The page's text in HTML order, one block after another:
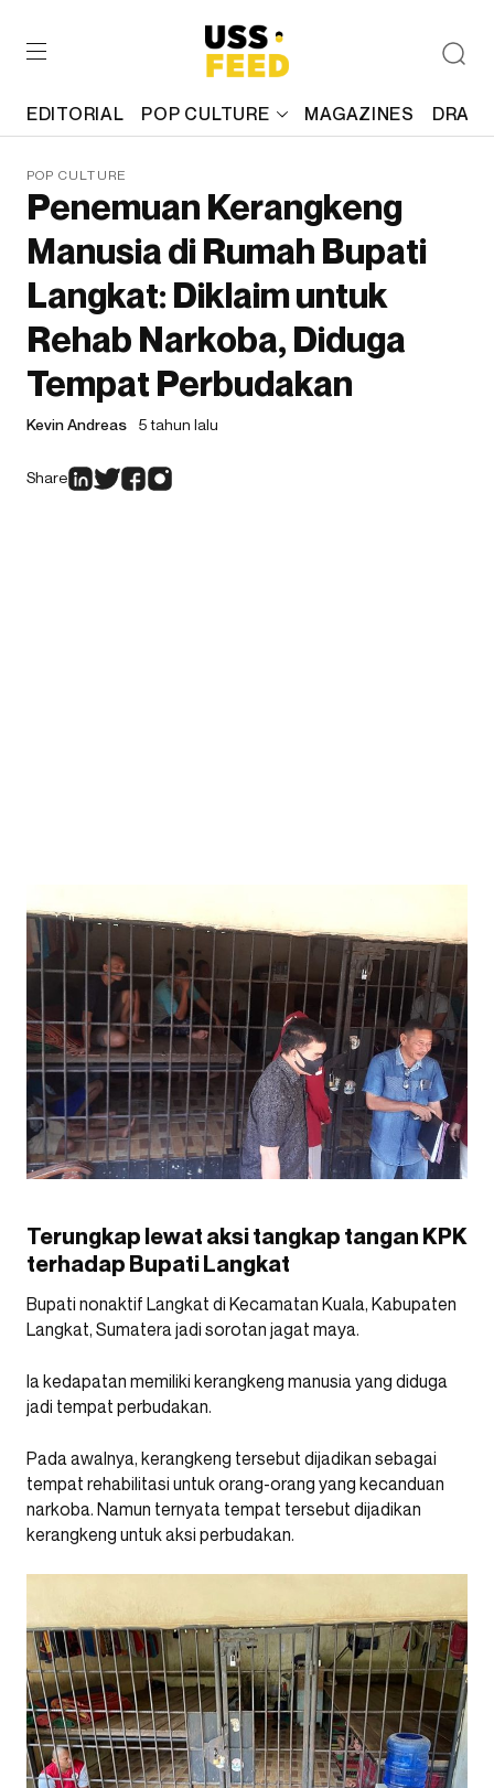
EDITORIAL POP CULTURE MAGAZINES
POP CULTURE
Penemuan Kerangkeng
Manusia di Rumah Bupati
Langkat: Diklaim untuk
Rehab Narkoba, Diduga
Tempat Perbudakan
Kevin Andreas 5 tahun lalu
Share
Terungkap lewat aksi tangkap tangan KPK
terhadap Bupati Langkat
Bupati nonaktif Langkat di Kecamatan Kuala, Kabupaten
Langkat, Sumatera jadi sorotan jagat maya.
Ia kedapatan memiliki kerangkeng manusia yang diduga
jadi tempat perbudakan.
Pada awalnya, kerangkeng tersebut dijadikan sebagai
tempat rehabilitasi untuk orang-orang yang kecanduan
narkoba. Namun ternyata tempat tersebut dijadikan
kerangkeng untuk aksi perbudakan.